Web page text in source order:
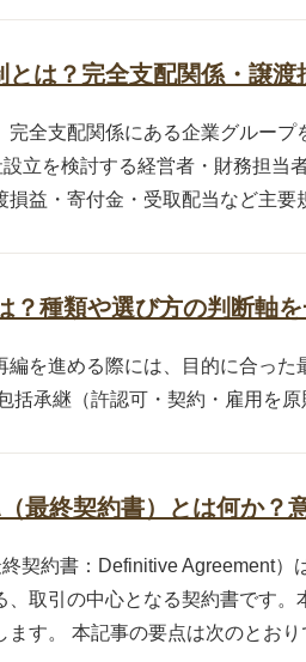
とは？完全支配関係・譲
完全支配関係にある企業グルー
立を検討する経営者・財務担当
損益・寄付金・受取配当など主要
？種類や選び方の判断軸
編を進める際には、目的に合っ
括承継（許認可・契約・雇用を
最終契約書）とは何か？
契約書：Definitive Agreement
、取引の中心となる契約書です
ます。 本記事の要点は次のとお